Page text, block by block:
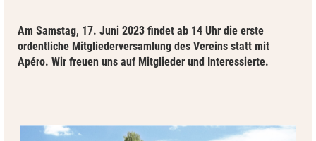
Am Samstag, 17. Juni 2023 findet ab 14 Uhr die erste
ordentliche Mitgliederversamlung des Vereins statt mit
Apéro. Wir freuen uns auf Mitglieder und Interessierte.